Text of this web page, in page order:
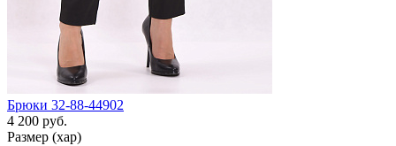
Брюки 32-88-44902
4 200 руб.
Размер (хар)